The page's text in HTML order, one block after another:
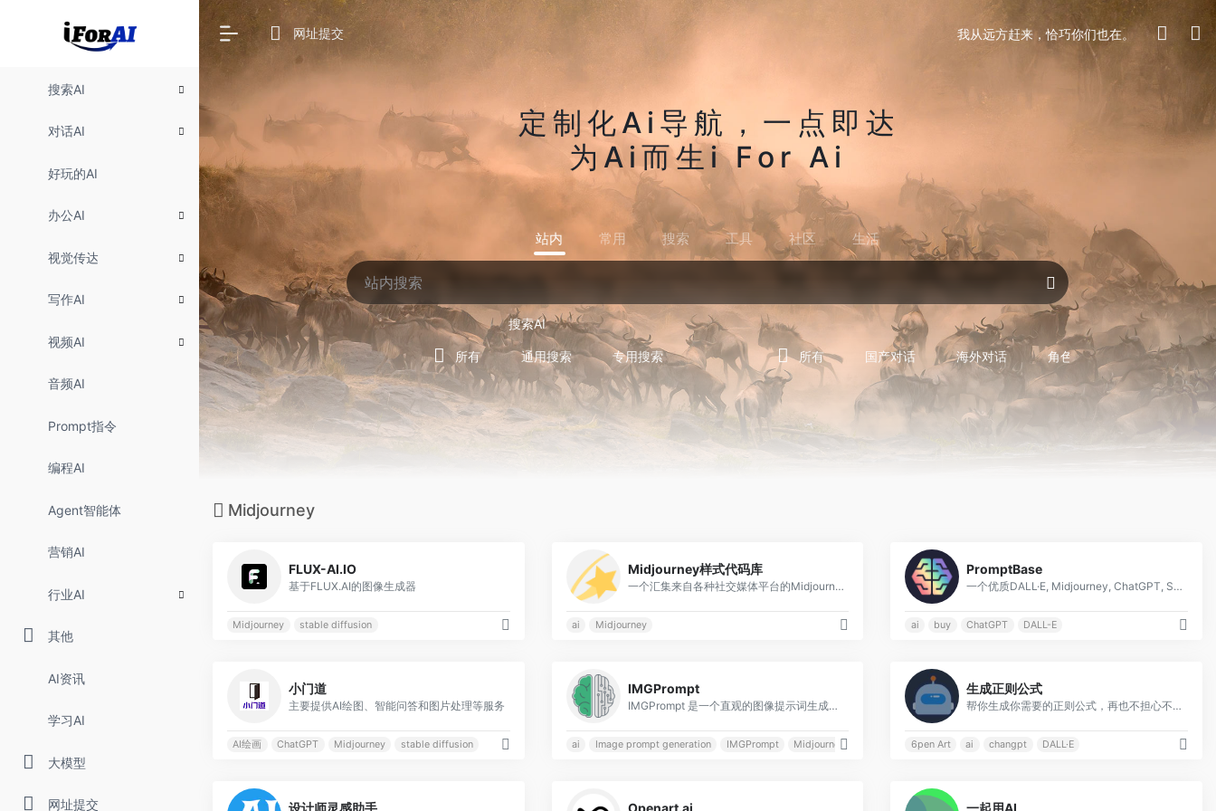
搜索AI
对话AI
好玩的AI
办公AI
视觉传达
写作AI
视频AI
音频AI
Prompt指令
编程AI
Agent智能体
营销AI
行业AI
其他
AI资讯
学习AI
大模型
网址提交
网址提交 我从远方赶来，恰巧你们也在。
定制化Ai导航，一点即达
为Ai而生i For Ai
站内 常用 搜索 工具 社区 生活
搜索AI
所有 通用搜索 专用搜索
对话AI
所有 国产对话 海外对话 角色型对话 专用型对话
Midjourney
FLUX-AI.IO
基于FLUX.AI的图像生成器
Midjourney stable diffusion
Midjourney样式代码库
一个汇集来自各种社交媒体平台的Midjourney样式代码的平台
ai Midjourney
PromptBase
一个优质DALL·E, Midjourney, ChatGPT, Stable Diffusion的市场;GPT提示。
ai buy ChatGPT DALL-E
小门道
主要提供AI绘图、智能问答和图片处理等服务
AI绘画 ChatGPT Midjourney stable diffusion
IMGPrompt
IMGPrompt 是一个直观的图像提示词生成工具，可以方便地在 Stable Diffusion 和 Midjourney 的流程中使用
ai Image prompt generation IMGPrompt Midjourney
生成正则公式
帮你生成你需要的正则公式，再也不担心不会写正则了
6pen Art ai changpt DALL·E
设计师灵感助手 Openart.ai 一起用AI